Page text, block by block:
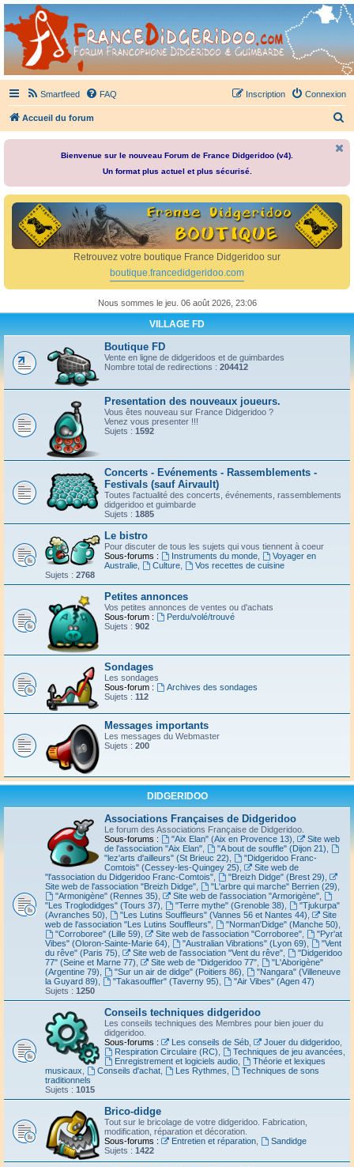
France Didgeridoo
Didgeridoo et Guimbarde sur France Didgeridoo - retrouvez la communauté.
Smartfeed FAQ Connexion
Inscription
Accueil du forum
e
r
Bienvenue sur le nouveau Forum de France Didgeridoo (v4).
Un format plus actuel et plus sécurisé.
Retrouvez votre boutique France Didgeridoo sur
boutique.francedidgeridoo.com
Nous sommes le jeu. 06 août 2026, 23:06
VILLAGE FD
Boutique FD
Vente en ligne de didgeridoos et de guimbardes
Nombre total de redirections : 204412
Presentation des nouveaux joueurs.
Vous êtes nouveau sur France Didgeridoo ?
Venez vous presenter !!!
Sujets : 1592
Concerts - Evénements - Rassemblements -
Festivals (sauf Airvault)
Toutes l'actualité des concerts, événements, rassemblements
didgeridoo et guimbarde
Sujets : 1885
Le bistro
Pour discuter de tous les sujets qui vous tiennent à coeur
Sous-forums :
Instruments du monde,
Voyager en
Australie
Culture,
Vos recettes de cuisine
Sujets : 2768
Petites annonces
Vos petites annonces de ventes ou d'achats
Sous-forum :
Perdu/volé/trouvé
Sujets : 902
Sondages
Les sondages
Sous-forum :
Archives des sondages
Sujets : 112
Messages importants
Les messages du Webmaster
Sujets : 200
DIDGERIDOO
Associations Françaises de Didgeridoo
Le forum des Associations Française de Didgeridoo.
Sous-forums :
"Aix Elan" (Aix en Provence 13)
Site web
de l'association "Aix Elan"
"A bout de souffle" (Dijon 21)
"lez'arts d'ailleurs" (St Brieuc 22)
"Didgeridoo Franc-
Comtois" (Cessey-les-Quingey 25)
Site web de
"l'association du Didgeridoo Franc-Comtois"
"Breizh Didge" (Brest 29)
Site web de l'association "Breizh Didge"
"L'arbre qui marche" Berrien (29)
"Armonigène" (Rennes 35)
Site web de l'association "Armorigène",
"Les Troglodidges" (Tours 37)
"Terre mythe" (Grenoble 38)
"Tjukurpa"
(Avranches 50)
"Les Lutins Souffleurs" (Vannes 56 et Nantes 44)
Site
web de l'association "Les Lutins Souffleurs"
"Norman'Didge" (Manche 50)
"Corroboree" (Lille 59)
Site web de l'association "Corroboree",
"Pyr'at
Vibes" (Oloron-Sainte-Marie 64)
"Australian Vibrations" (Lyon 69)
"Vent
du rêve" (Paris 75)
Site web de l'association "Vent du rêve",
"Didgeridoo
77" (Seine et Marne 77)
Site web de "Didgeridoo 77",
"L'Aborigène"
(Argentine 79)
"Sur un air de didge" (Poitiers 86)
"Nangara" (Villeneuve
la Guyard 89)
"Takasouffler" (Taverny 95)
"Air Vibes" (Agen 47)
Sujets : 1250
Conseils techniques didgeridoo
Les conseils techniques des Membres pour bien jouer du
didgeridoo.
Sous-forums :
Les conseils de Séb, Jouer du didgeridoo,
Respiration Circulaire (RC)
Techniques de jeu avancées
Enregistrement et logiciels audio,
Théorie et lexiques
musicaux
Conseils d'achat, Les Rythmes
Techniques de sons
traditionnels
Sujets : 1015
Brico-didge
Tout sur le bricolage de votre didgeridoo. Fabrication,
modification, réparation et décoration.
Sous-forums :
Entretien et réparation,
Sandidge
Sujets : 1422